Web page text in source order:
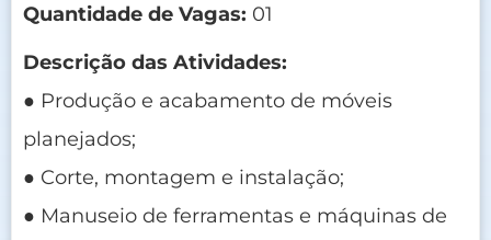
Quantidade de Vagas: 01
Descrição das Atividades:
● Produção e acabamento de móveis
planejados;
● Corte, montagem e instalação;
● Manuseio de ferramentas e máquinas de